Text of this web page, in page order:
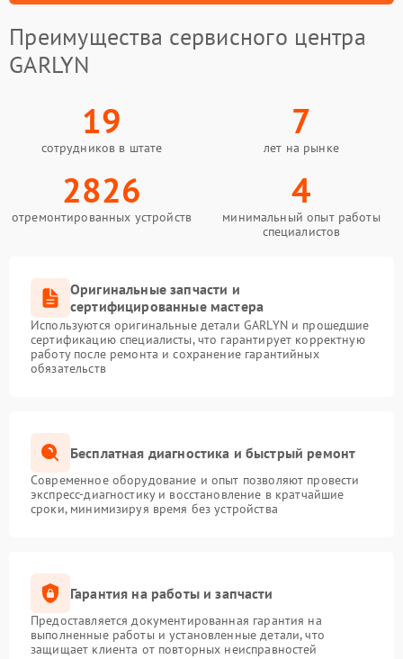
Преимущества сервисного центра
GARLYN
19
сотрудников в штате
7
лет на рынке
2826
отремонтированных устройств
4
минимальный опыт работы
специалистов
Оригинальные запчасти и
сертифицированные мастера
Используются оригинальные детали GARLYN и прошедшие
сертификацию специалисты, что гарантирует корректную
работу после ремонта и сохранение гарантийных
обязательств
Бесплатная диагностика и быстрый ремонт
Современное оборудование и опыт позволяют провести
экспресс-диагностику и восстановление в кратчайшие
сроки, минимизируя время без устройства
Гарантия на работы и запчасти
Предоставляется документированная гарантия на
выполненные работы и установленные детали, что
защищает клиента от повторных неисправностей